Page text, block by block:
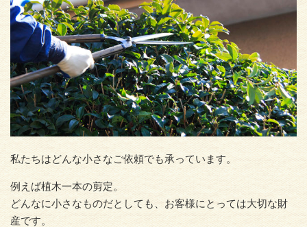
私たちはどんな小さなご依頼でも承っています。
例えば植木一本の剪定。
どんなに小さなものだとしても、お客様にとっては大切な財
産です。